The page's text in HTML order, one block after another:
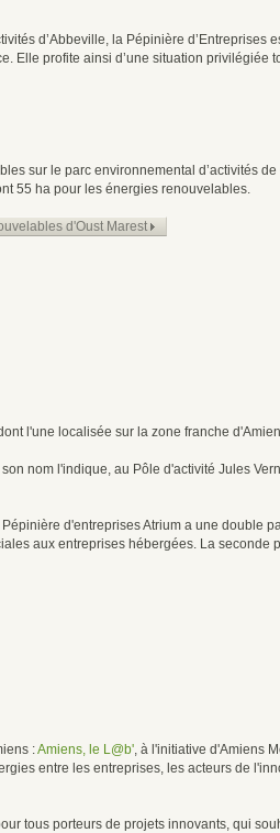
d’Abbeville, la Pépinière d’Entreprises
Elle profite ainsi d’une situation privilégiée
sur le parc environnemental d’activités
55 ha pour les énergies renouvelables.
d'Oust Marest
l'une localisée sur la zone franche
nom l'indique, au Pôle d'activité Jules
d'entreprises Atrium a une double
aux entreprises hébergées. La
:Amiens, le L@b', à l'initiative d'Amiens
entre les entreprises, les acteurs de
tous porteurs de projets innovants, qui